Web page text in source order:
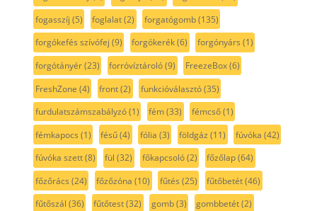
fogasszíj (5) foglalat(2) forgatógomb(135)
forgókefés szívófej (9) forgókerék(6) forgónyárs (1)
forgótányér(23) forróvíztároló(9) FreezeBox(6)
FreshZone (4) front(2) funkcióválasztó(35)
furdulatszámszabályzó(1) fém(33) fémcső(1)
fémkapocs (1) fésű(4) fólia (3) földgáz (11) fúvóka (42)
fúvóka szett(8) fül (32) főkapcsoló(2) főzőlap(64)
főzőrács (24) főzőzóna (10) fűtés (25) fűtőbetét(46)
fűtőszál (36) fűtőtest(32) gomb(3) gombbetét(2)